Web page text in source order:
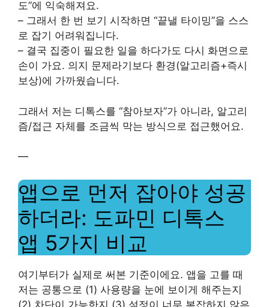
도”에 익숙해져요.
– 그래서 한 번 보기 시작하면 “끝낼 타이밍”을 스스
로 잡기 어려워집니다.
– 결국 집중이 필요한 일을 하다가도 다시 화면으로
손이 가요. 의지 문제라기보다 환경(알고리즘+즉시
보상)에 가까웠습니다.
그래서 저는 디톡스를 “참아보자”가 아니라, 알고리
즘/접근 자체를 조금씩 막는 방식으로 접근했어요.
—
앱으로 먼저 잡아야 성공
하더라: 도파민 디톡스
앱 5가지 비교
여기부터가 실제로 써본 기준이에요. 앱을 고를 때
저는 공통으로 (1) 사용량을 눈에 보이게 해주는지
(2) 차단이 가능한지 (3) 설정이 너무 복잡하지 않은